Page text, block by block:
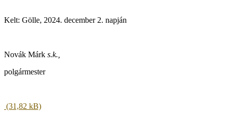
Kelt: Gölle, 2024. december 2. napján
Novák Márk s.k.,
polgármester